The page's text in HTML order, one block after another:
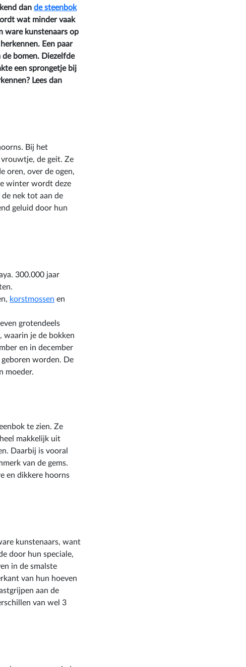
dande steenbok
wat minder vaak
ware kunstenaars op
Een paar
bomen. Diezelfde
een sprongetje bij
Lees dan
Bij het
de geit. Ze
oren, over de ogen,
winter wordt deze
nek tot aan de
geluid door hun
300.000 jaar
korstmossen en
grotendeels
waarin je de bokken
en in december
worden. De
moeder.
te zien. Ze
makkelijk uit
Daarbij is vooral
van de gems.
en dikkere hoorns
kunstenaars, want
door hun speciale,
in de smalste
van hun hoeven
aan de
van wel 3